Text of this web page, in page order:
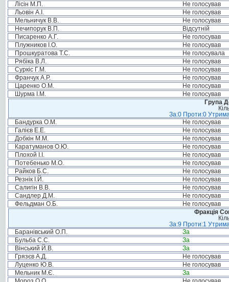
Лісін М.П.
Не голосував
Льовін А.І.
Не голосував
Мельничук В.В.
Не голосував
Нечипорук В.П.
Відсутній
Писаренко А.Г.
Не голосував
Плужников І.О.
Не голосував
Прошкуратова Т.С.
Не голосувала
Рябіка В.Л.
Не голосував
Суркіс Г.М.
Не голосував
Франчук А.Р.
Не голосував
Царенко О.М.
Не голосував
Шурма І.М.
Не голосував
Група
За:0 Проти:0
Бандурка О.М.
Не голосував
Галієв Е.Е.
Не голосував
Добкін М.М.
Не голосував
Каратуманов О.Ю.
Не голосував
Плохой І.І.
Не голосував
Потебенько М.О.
Не голосував
Райков Б.С.
Не голосував
Резнік І.Й.
Не голосував
Салигін В.В.
Не голосував
Сандлер Д.М.
Не голосував
Фельдман О.Б.
Не голосував
Фракція
За:9 Проти:1
Баранівський О.П.
За
Бульба С.С.
За
Вінський Й.В.
За
Грязєв А.Д.
Не голосував
Луценко Ю.В.
Не голосував
Мельник М.Є.
За